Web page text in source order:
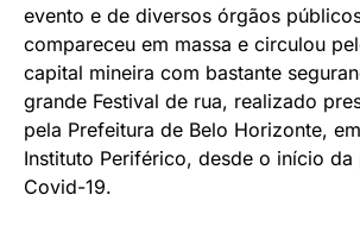
evento e de diversos órgãos
compareceu em massa e circulou
capital mineira com bastante
grande Festival de rua, realizado
pela Prefeitura de Belo Horizonte,
Instituto Periférico, desde o início da
Covid-19.